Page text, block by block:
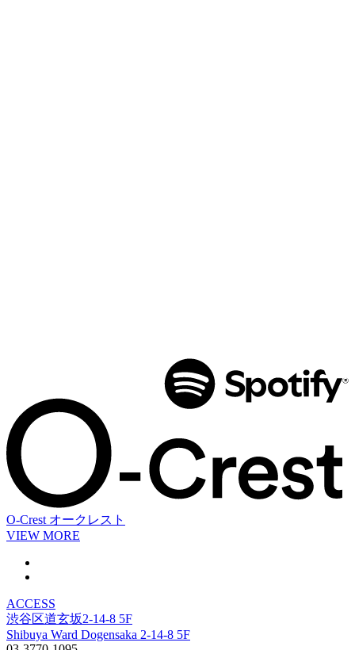
O-Crest オークレスト
VIEW MORE
ACCESS
渋谷区道玄坂2-14-8 5F
Shibuya Ward Dogensaka 2-14-8 5F